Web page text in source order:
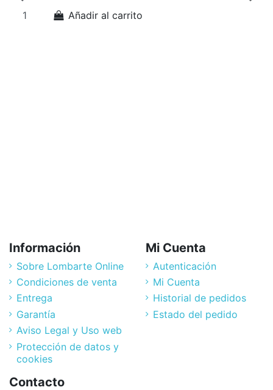
Añadir al carrito
Información
Sobre Lombarte Online
Condiciones de venta
Entrega
Garantía
Aviso Legal y Uso web
Protección de datos y
cookies
Mi Cuenta
Autenticación
Mi Cuenta
Historial de pedidos
Estado del pedido
Contacto